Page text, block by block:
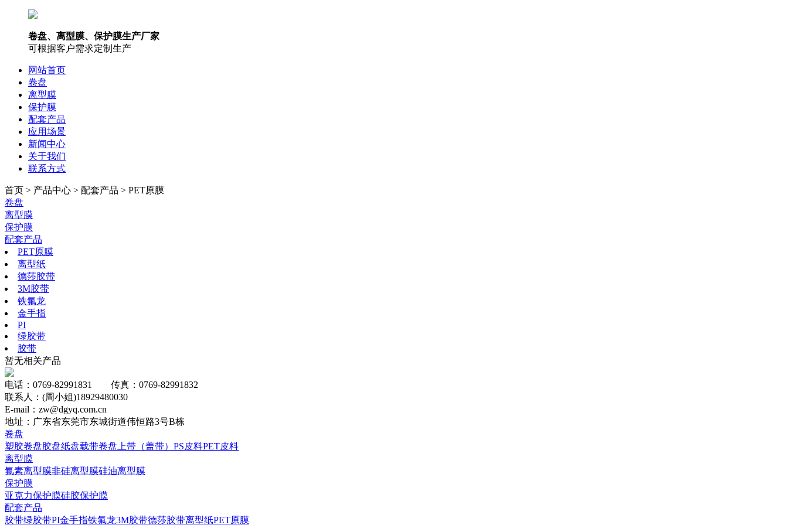
卷盘、离型膜、保护膜生产厂家
可根据客户需求定制生产
网站首页
卷盘
离型膜
保护膜
配套产品
应用场景
新闻中心
关于我们
联系方式
首页 > 产品中心 > 配套产品 > PET原膜
卷盘
离型膜
保护膜
配套产品
PET原膜
离型纸
德莎胶带
3M胶带
铁氟龙
金手指
PI
绿胶带
胶带
暂无相关产品
电话：0769-82991831 传真：0769-82991832
联系人：(周小姐)18929480030
E-mail：zw@dgyq.com.cn
地址：广东省东莞市东城街道伟恒路3号B栋
卷盘
塑胶卷盘胶盘纸盘载带卷盘 上带（盖带） PS皮料PET皮料
离型膜
氟素离型膜非硅离型膜硅油离型膜
保护膜
亚克力保护膜硅胶保护膜
配套产品
胶带绿胶带PI金手指铁氟龙3M胶带德莎胶带离型纸PET原膜